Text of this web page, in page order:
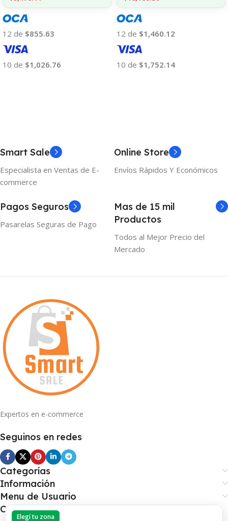
Elegí tu zona
12 de $855.63
10 de $1,026.76
12 de $1,460.12
10 de $1,752.14
Smart Sale
Especialista en Ventas de E-
commerce
Online Store
Envíos Rápidos Y Económicos
Pagos Seguros
Pasarelas Seguras de Pago
Mas de 15 mil
Productos
Todos al Mejor Precio del
Mercado
Expertos en e-commerce
Seguinos en redes
Categorías
Información
Menu de Usuario
Con Nuestra App Descuentos